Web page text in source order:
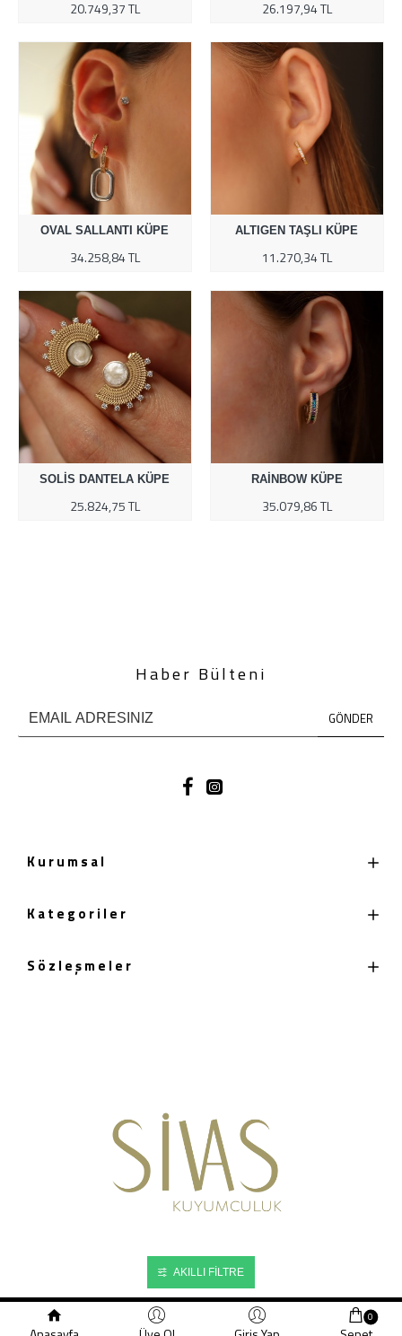
20.749,37 TL 26.197,94 TL
OVAL SALLANTI KÜPE
34.258,84 TL
ALTIGEN TAŞLI KÜPE
11.270,34 TL
SOLIS DANTELA KÜPE
25.824,75 TL
RAINBOW KÜPE
35.079,86 TL
Haber Bülteni
GÖNDER
Kurumsal
Kategoriler
Sözleşmeler
© Sivas Kuyumculuk 2024
0
AKILLI FILTRE